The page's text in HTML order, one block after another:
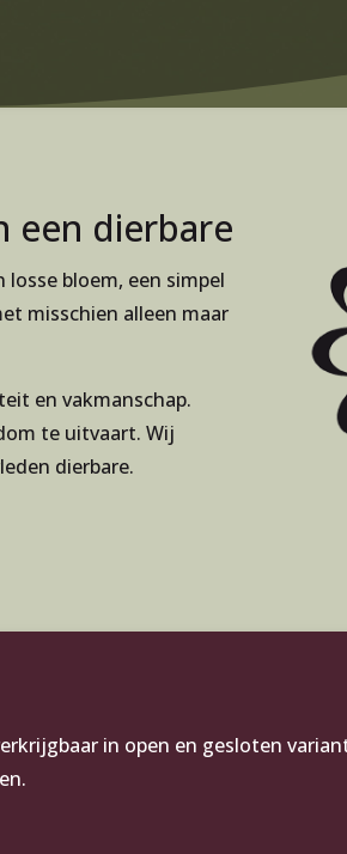
een dierbare
bloem, een simpel
misschien alleen maar
en vakmanschap.
te uitvaart. Wij
dierbare.
in open en gesloten